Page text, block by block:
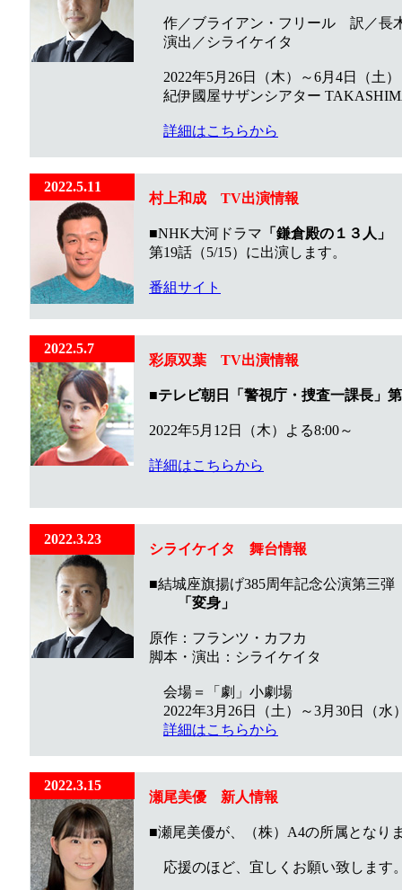
作／ブライアン・フリール 訳／長
演出／シライケイタ
2022年5月26日（木）～6月4日（土）
紀伊國屋サザンシアター
詳細はこちらから
2022.5.11
村上和成 TV出演情報
■NHK大河ドラマ 「鎌倉殿の１３人」
第19話（5/15）に出演します。
番組サイト
2022.5.7
彩原双葉 TV出演情報
■テレビ朝日「警視庁・捜査一課長」
2022年5月12日（木）よる8:00～
詳細はこちらから
2022.3.23
シライケイタ 舞台情報
■結城座旗揚げ385周年記念公演第三弾
「変身」
原作：フランツ・カフカ
脚本・演出：シライケイタ
会場＝「劇」小劇場
2022年3月26日（土）～3月30日（水
詳細はこちらから
2022.3.15
瀬尾美優 新人情報
■瀬尾美優が、（株）A4の所属となり
応援のほど、宜しくお願い致します